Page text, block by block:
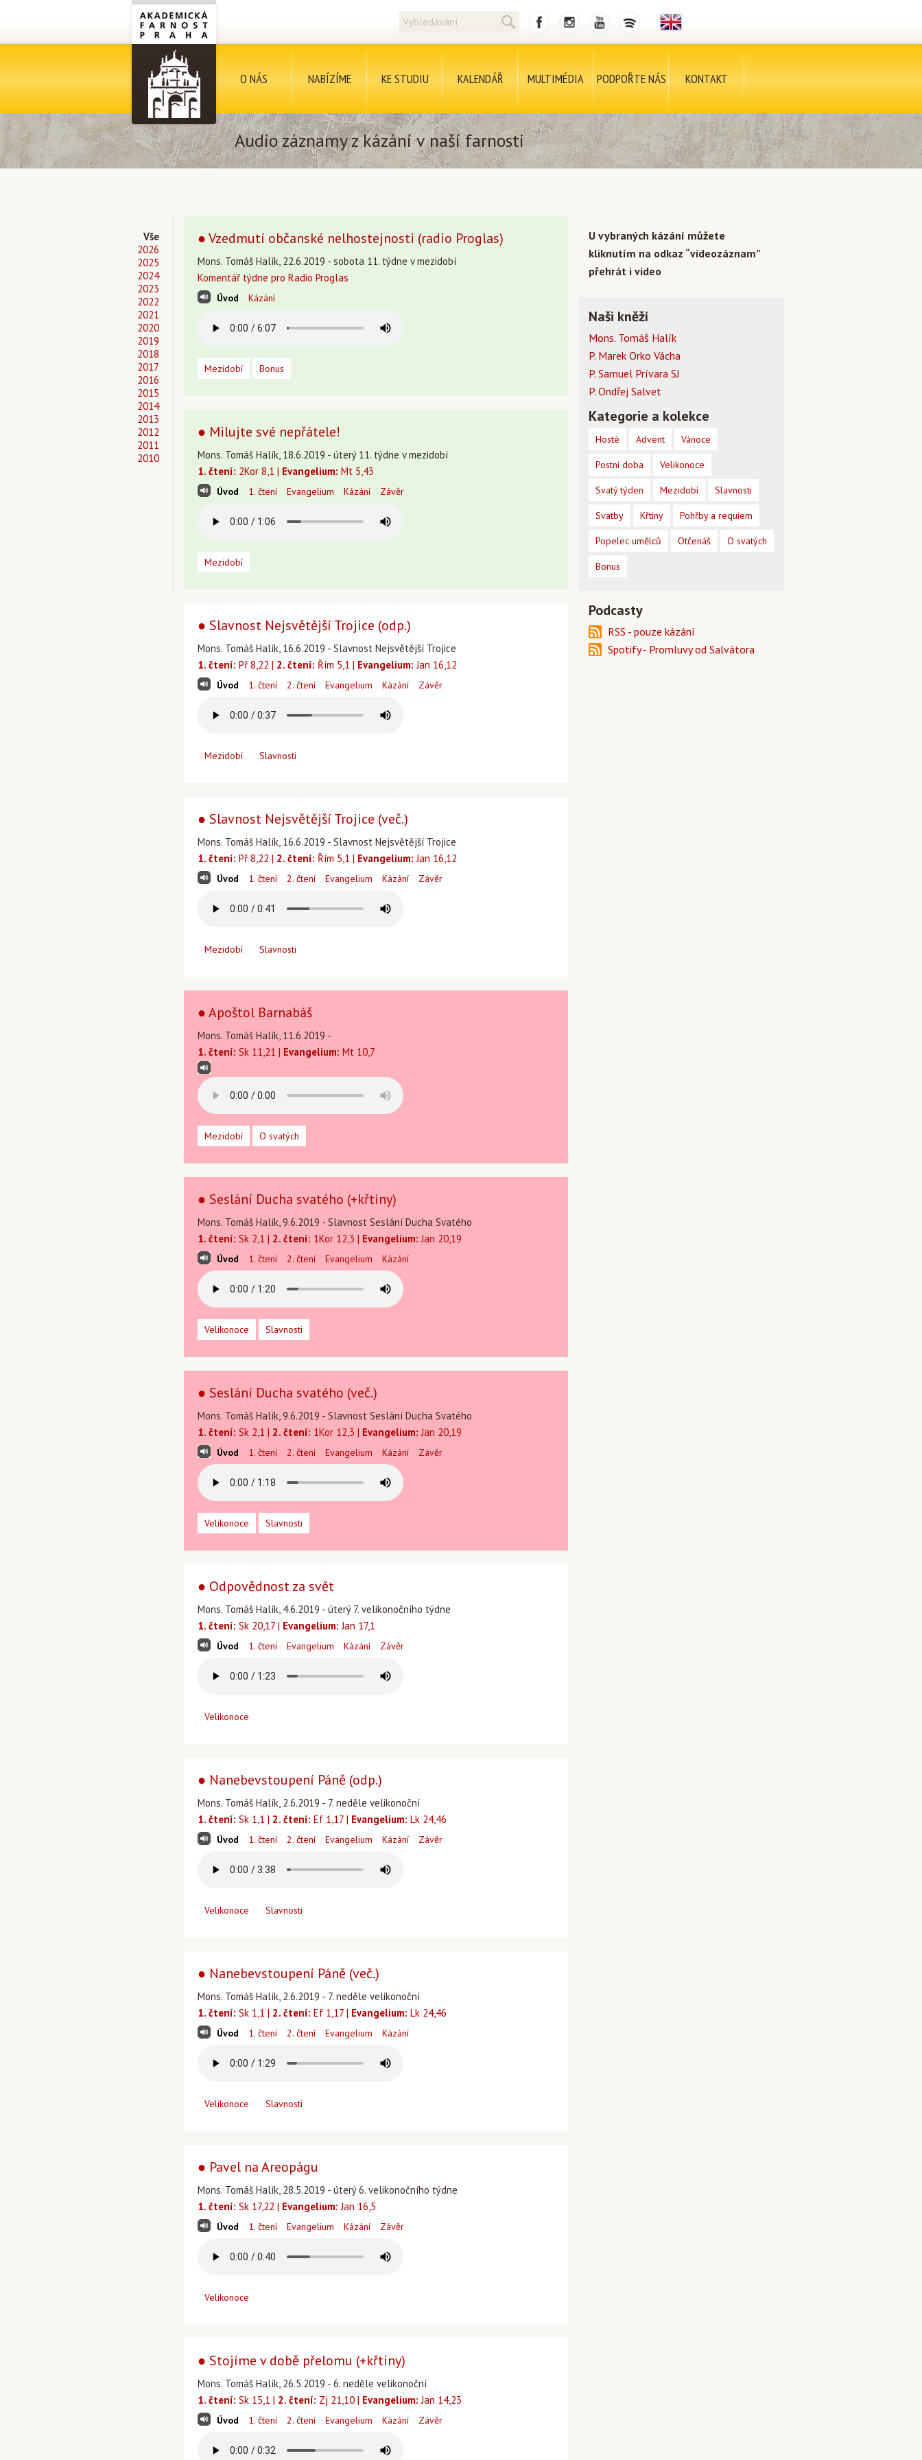
O NÁS NABÍZÍME KE STUDIU KALENDÁŘ MULTIMÉDIA PODPOŘTE NÁS KONTAKT
Audio záznamy z kázání v naší farnosti
Vše
2026
2025
2024
2023
2022
2021
2020
2019
2018
2017
2016
2015
2014
2013
2012
2011
2010
● Vzedmutí občanské nelhostejnosti (radio Proglas)
Mons. Tomáš Halík, 22.6.2019 - sobota 11. týdne v mezidobí
Komentář týdne pro Radio Proglas
Úvod Kázání
Mezidobí Bonus
● Milujte své nepřátele!
Mons. Tomáš Halík, 18.6.2019 - úterý 11. týdne v mezidobí
1. čtení: 2Kor 8,1 | Evangelium: Mt 5,43
Úvod 1. čtení Evangelium Kázání Závěr
Mezidobí
● Slavnost Nejsvětější Trojice (odp.)
Mons. Tomáš Halík, 16.6.2019 - Slavnost Nejsvětější Trojice
1. čtení: Př 8,22 | 2. čtení: Řím 5,1 | Evangelium: Jan 16,12
Úvod 1. čtení 2. čtení Evangelium Kázání Závěr
Mezidobí Slavnosti
● Slavnost Nejsvětější Trojice (več.)
Mons. Tomáš Halík, 16.6.2019 - Slavnost Nejsvětější Trojice
1. čtení: Př 8,22 | 2. čtení: Řím 5,1 | Evangelium: Jan 16,12
Úvod 1. čtení 2. čtení Evangelium Kázání Závěr
Mezidobí Slavnosti
● Apoštol Barnabáš
Mons. Tomáš Halík, 11.6.2019 -
1. čtení: Sk 11,21 | Evangelium: Mt 10,7
Mezidobí O svatých
● Seslání Ducha svatého (+křtiny)
Mons. Tomáš Halík, 9.6.2019 - Slavnost Seslání Ducha Svatého
1. čtení: Sk 2,1 | 2. čtení: 1Kor 12,3 | Evangelium: Jan 20,19
Úvod 1. čtení 2. čtení Evangelium Kázání
Velikonoce Slavnosti
● Seslání Ducha svatého (več.)
Mons. Tomáš Halík, 9.6.2019 - Slavnost Seslání Ducha Svatého
1. čtení: Sk 2,1 | 2. čtení: 1Kor 12,3 | Evangelium: Jan 20,19
Úvod 1. čtení 2. čtení Evangelium Kázání Závěr
Velikonoce Slavnosti
● Odpovědnost za svět
Mons. Tomáš Halík, 4.6.2019 - úterý 7. velikonočního týdne
1. čtení: Sk 20,17 | Evangelium: Jan 17,1
Úvod 1. čtení Evangelium Kázání Závěr
Velikonoce
● Nanebevstoupení Páně (odp.)
Mons. Tomáš Halík, 2.6.2019 - 7. neděle velikonoční
1. čtení: Sk 1,1 | 2. čtení: Ef 1,17 | Evangelium: Lk 24,46
Úvod 1. čtení 2. čtení Evangelium Kázání Závěr
Velikonoce Slavnosti
● Nanebevstoupení Páně (več.)
Mons. Tomáš Halík, 2.6.2019 - 7. neděle velikonoční
1. čtení: Sk 1,1 | 2. čtení: Ef 1,17 | Evangelium: Lk 24,46
Úvod 1. čtení 2. čtení Evangelium Kázání
Velikonoce Slavnosti
● Pavel na Areopágu
Mons. Tomáš Halík, 28.5.2019 - úterý 6. velikonočního týdne
1. čtení: Sk 17,22 | Evangelium: Jan 16,5
Úvod 1. čtení Evangelium Kázání Závěr
Velikonoce
● Stojíme v době přelomu (+křtiny)
Mons. Tomáš Halík, 26.5.2019 - 6. neděle velikonoční
1. čtení: Sk 15,1 | 2. čtení: Zj 21,10 | Evangelium: Jan 14,23
Úvod 1. čtení 2. čtení Evangelium Kázání Závěr
U vybraných kázání můžete
kliknutím na odkaz “videozáznam”
přehrát i video
Naši kněží
Mons. Tomáš Halík
P. Marek Orko Vácha
P. Samuel Prívara SJ
P. Ondřej Salvet
Kategorie a kolekce
Hosté Advent Vánoce
Postní doba Velikonoce
Svatý týden Mezidobí Slavnosti
Svatby Křtiny Pohřby a requiem
Popelec umělců Otčenáš O svatých
Bonus
Podcasty
RSS - pouze kázání
Spotify - Promluvy od Salvátora